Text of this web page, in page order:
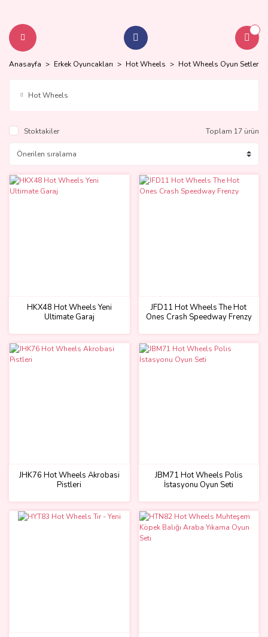
Anasayfa Erkek Oyuncakları Hot Wheels Hot Wheels Oyun Setleri
Hot Wheels
Stoktakiler Toplam 17 ürün
HKX48 Hot Wheels Yeni
Ultimate Garaj
JFD11 Hot Wheels The Hot
Ones Crash Speedway Frenzy
JHK76 Hot Wheels Akrobasi
Pistleri
JBM71 Hot Wheels Polis
İstasyonu Oyun Seti